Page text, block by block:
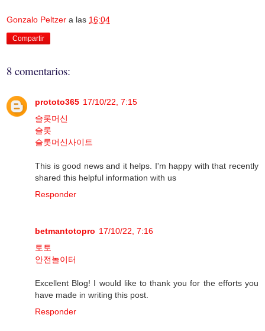
Gonzalo Peltzer a las 16:04
Compartir
8 comentarios:
prototo365 17/10/22, 7:15
슬롯머신
슬롯
슬롯머신사이트
This is good news and it helps. I'm happy with that recently
shared this helpful information with us
Responder
betmantotopro 17/10/22, 7:16
토토
안전놀이터
Excellent Blog! I would like to thank you for the efforts you
have made in writing this post.
Responder